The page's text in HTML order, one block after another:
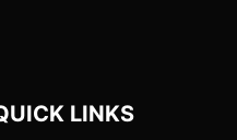
LINKS